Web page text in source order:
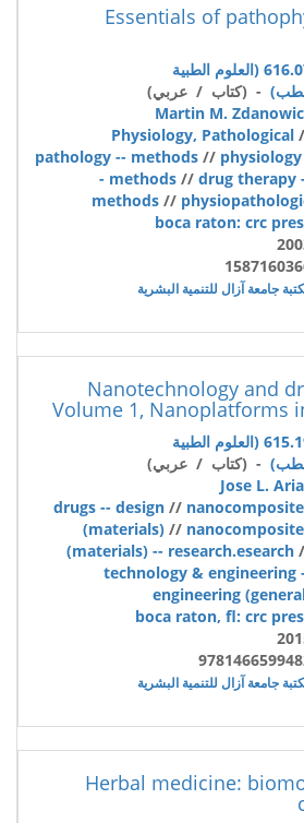
Essentials of
616.07 (العلوم الطبية
- (كتاب / عربي)
Martin M.
Physiology, Pathological
pathology -- methods // physiology
- methods // drug therapy
methods //
boca raton: crc
جامعة آزال للتنمية البشرية
Nanotechnology and
Volume 1, Nanoplatforms
615.19 (العلوم الطبية
- (كتاب / عربي)
Jose L.
drugs -- design //
(materials) //
(materials) -- research.esearch
technology & engineering
engineering
boca raton, fl: crc
جامعة آزال للتنمية البشرية
Herbal medicine: